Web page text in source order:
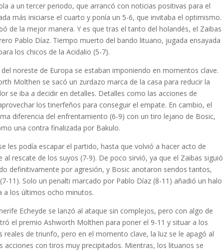
a un tercer periodo, que arrancó con noticias positivas para el
más iniciarse el cuarto y ponía un 5-6, que invitaba el optimismo.
de la mejor manera. Y es que tras el tanto del holandés, el Zaibas
Pablo Díaz. Tiempo muerto del bando lituano, jugada ensayada
los chicos de la Acidalio (5-7).
noreste de Europa se estaban imponiendo en momentos clave.
Molthen se sacó un zurdazo marca de la casa para reducir la
se iba a decidir en detalles. Detalles como las acciones de
los tinerfeños para conseguir el empate. En cambio, el
diferencia del enfrentamiento (6-9) con un tiro lejano de Bosic,
una contra finalizada por Bakulo.
les podía escapar el partido, hasta que volvió a hacer acto de
rescate de los suyos (7-9). De poco sirvió, ya que el Zaibas siguió
definitivamente por agresión, y Bosic anotaron sendos tantos,
11). Solo un penalti marcado por Pablo Díaz (8-11) añadió un halo
a los últimos ocho minutos.
Echeyde se lanzó al ataque sin complejos, pero con algo de
el premio Ashworth Molthen para poner el 9-11 y situar a los
de triunfo, pero en el momento clave, la luz se le apagó al
acciones con tiros muy precipitados. Mientras, los lituanos se